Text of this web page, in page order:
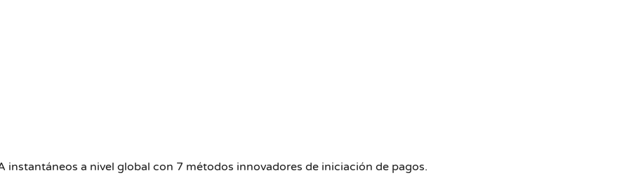
a nivel global con 7 métodos innovadores de iniciación de pagos.